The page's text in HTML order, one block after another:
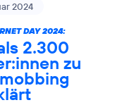
2024
DAY 2024:
2.300
zu